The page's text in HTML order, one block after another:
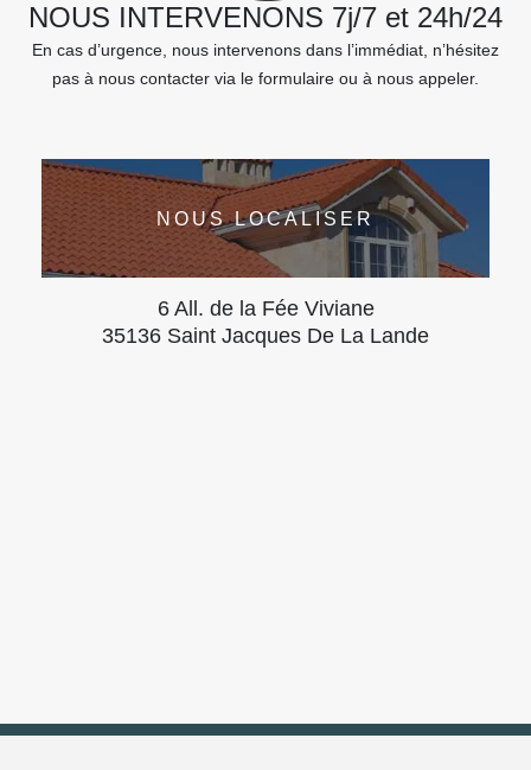
NOUS INTERVENONS 7j/7 et 24h/24
En cas d’urgence, nous intervenons dans l’immédiat, n’hésitez
pas à nous contacter via le formulaire ou à nous appeler.
NOUS LOCALISER
6 All. de la Fée Viviane
35136 Saint Jacques De La Lande